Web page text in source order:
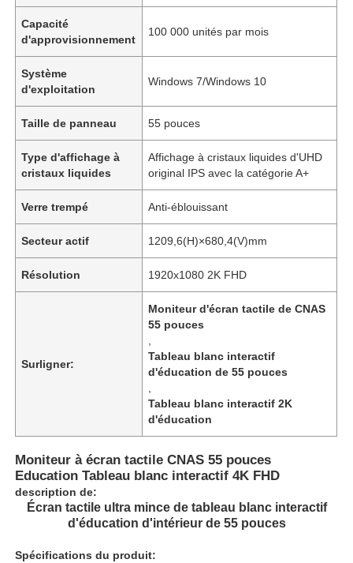
Capacité
d'approvisionnement
100 000 unités par mois
Système
d'exploitation
Windows 7/Windows 10
Taille de panneau 55 pouces
Type d'affichage à
cristaux liquides
Affichage à cristaux liquides d'UHD
original IPS avec la catégorie A+
Verre trempé Anti-éblouissant
Secteur actif 1209,6(H)×680,4(V)mm
Résolution 1920x1080 2K FHD
Surligner:
Moniteur d'écran tactile de CNAS
55 pouces
Tableau blanc interactif
d'éducation de 55 pouces
Tableau blanc interactif 2K
d'éducation
Moniteur à écran tactile CNAS 55 pouces
Education Tableau blanc interactif 4K FHD
description de:
Écran tactile ultra mince de tableau blanc interactif
d'éducation d'intérieur de 55 pouces
Spécifications du produit: